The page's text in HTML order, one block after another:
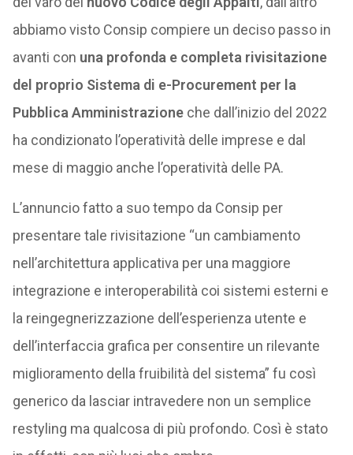
abbiamo visto Consip compiere un deciso passo in
avanti con una profonda e completa rivisitazione
del proprio Sistema di e-Procurement per la
Pubblica Amministrazioneche dall’inizio del 2022
ha condizionato l’operatività delle imprese e dal
mese di maggio anche l’operatività delle PA.
L’annuncio fatto a suo tempo da Consip per
presentare tale rivisitazione “un cambiamento
nell’architettura applicativa per una maggiore
integrazione e interoperabilità coi sistemi esterni e
la reingegnerizzazione dell’esperienza utente e
dell’interfaccia grafica per consentire un rilevante
miglioramento della fruibilità del sistema” fu così
generico da lasciar intravedere non un semplice
restyling ma qualcosa di più profondo. Così è stato